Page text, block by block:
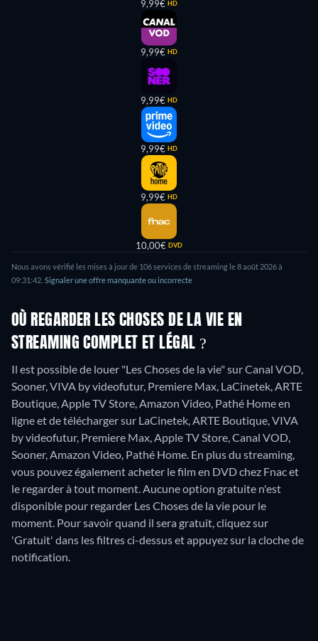
9,99€ HD
9,99€ HD
9,99€ HD
9,99€ HD
9,99€ HD
10,00€ DVD
Nous avons vérifié les mises à jour de 106services de streaming le8 août 2026à
09:31:42 Signaler une offre manquante ou incorrecte
OÙ REGARDER LES CHOSES DE LA VIE EN
STREAMING COMPLET ET LÉGAL ?
Il est possible de louer "Les Choses de la vie" sur Canal VOD,
Sooner, VIVA by videofutur, Premiere Max, LaCinetek, ARTE
Boutique, Apple TV Store, Amazon Video, Pathé Home en
ligne et de télécharger sur LaCinetek, ARTE Boutique, VIVA
by videofutur, Premiere Max, Apple TV Store, Canal VOD,
Sooner, Amazon Video, Pathé Home. En plus du streaming,
vous pouvez également acheter le film en DVD chez Fnac et
le regarder à tout moment.Aucune option gratuite n'est
disponible pour regarder Les Choses de la vie pour le
moment. Pour savoir quand il sera gratuit, cliquez sur
'Gratuit' dans les filtres ci-dessus et appuyez sur la cloche de
notification.